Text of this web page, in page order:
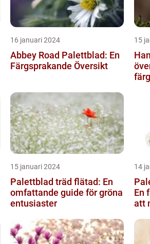
16 januari 2024
Abbey Road Palettblad: En
Färgsprakande Översikt
15
15 januari 2024
Palettblad träd flätad: En
omfattande guide för gröna
entusiaster
14
En
att